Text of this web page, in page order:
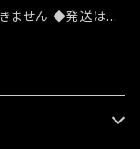
ません ◆発送はラ